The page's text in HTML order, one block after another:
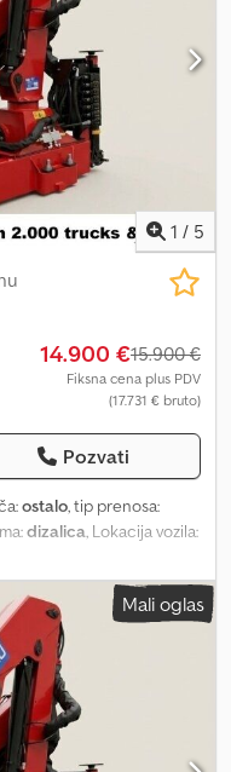
3,2m-985kg,
BEZ GARANCIJE,
i moguće greške!
1 / 5
14.900 €15.900 €
Fiksna cena plus PDV
(17.731 € bruto)
Pozvati
ostalo, tip prenosa:
dizalica , Lokacija vozila:
grabilicom, sklopivo,
upravljanje, 3x
FOTOGRAFIJA, HMF
control. Kompaktna
daljinsko upravljanje, 3
m, nosivost 985 kg na
Dijagram
535kg, 7,1m-435kg!
zadržavamo pravo
Mali oglas